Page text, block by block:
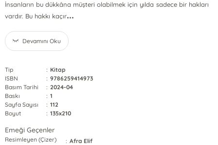
İnsanların bu dükkâna müşteri olabilmek için yılda sadece bir hakları
vardır. Bu hakkı kaçır...
Devamını Oku
Tip : Kitap
ISBN
: 9786259414973
Basım Tarihi
: 2024-04
Baskı
: 1
Sayfa Sayısı
: 112
Boyut
: 135x210
Emeği Geçenler
Resimleyen (Çizer) : Afra Elif